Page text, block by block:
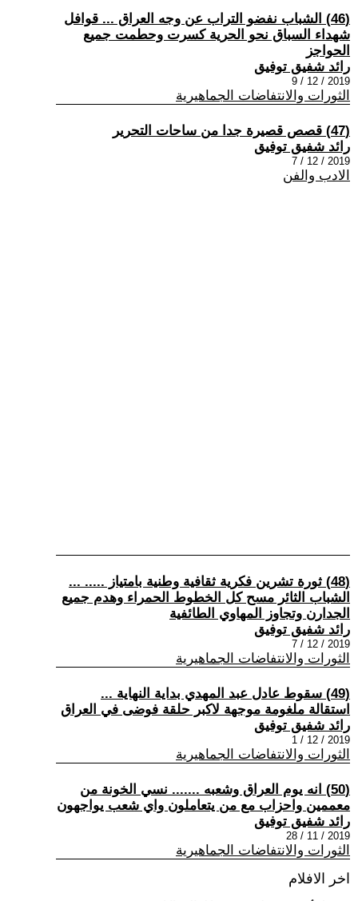
(46) الشباب نفضو التراب عن وجه العراق ... قوافل
شهداء السباق نحو الحرية كسرت وحطمت جميع
الحواجز
رائد شفيق توفيق
2019 / 12 / 9
الثورات والانتفاضات الجماهيرية
(47) قصص قصيرة جدا من ساحات التحرير
رائد شفيق توفيق
2019 / 12 / 7
الادب والفن
(48) ثورة تشرين فكرية ثقافية وطنية بامتياز ..... ...
الشباب الثائر مسح كل الخطوط الحمراء وهدم جميع
الجدارن وتجاوز المهاوي الطائفية
رائد شفيق توفيق
2019 / 12 / 7
الثورات والانتفاضات الجماهيرية
(49) سقوط عادل عبد المهدي بداية النهاية ...
استقالة ملغومة موجهة لاكبر حلقة فوضى في العراق
رائد شفيق توفيق
2019 / 12 / 1
الثورات والانتفاضات الجماهيرية
(50) انه يوم العراق وشعبه ....... نسي الخونة من
معممين واحزاب مع من يتعاملون واي شعب يواجهون
رائد شفيق توفيق
2019 / 11 / 28
الثورات والانتفاضات الجماهيرية
اخر الافلام